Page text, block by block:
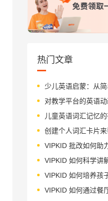
热门文章
少儿英语启蒙：从
对教学平台的英语动
儿童英语词汇记忆的
创建个人词汇卡片来
VIPKID 批改如何助
VIPKID 如何科学讲